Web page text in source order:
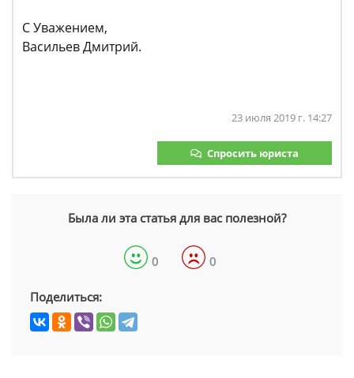
С Уважением,
Васильев Дмитрий.
23 июля 2019 г. 14:27
Спросить юриста
Была ли эта статья для вас полезной?
0 0
Поделиться: